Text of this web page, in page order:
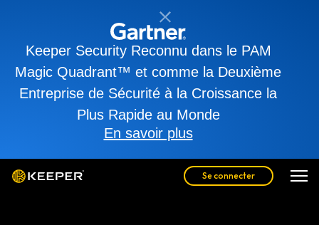
Keeper Security Reconnu dans le PAM
Magic Quadrant™ et comme la Deuxième
Entreprise de Sécurité à la Croissance la
Plus Rapide au Monde
En savoir plus
Se connecter